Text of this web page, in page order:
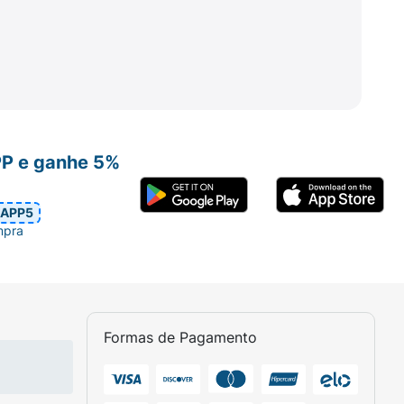
Formas de Pagamento
e ganhe 5%
APP5